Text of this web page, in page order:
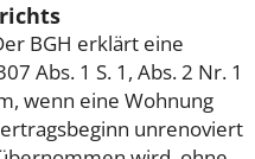
BGH erklärt eine
Abs. 1 S. 1, Abs. 2 Nr. 1
wenn eine Wohnung
unrenoviert